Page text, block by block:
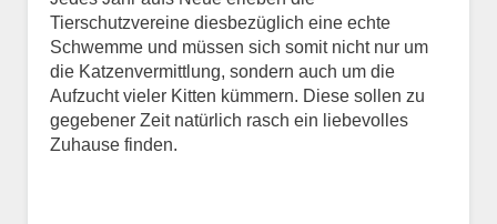
Tierschutzvereine diesbezüglich eine echte
Schwemme und müssen sich somit nicht nur um
die Katzenvermittlung, sondern auch um die
Aufzucht vieler Kitten kümmern. Diese sollen zu
gegebener Zeit natürlich rasch ein liebevolles
Zuhause finden.